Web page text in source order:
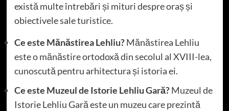
există multe întrebări și mituri despre oraș și
obiectivele sale turistice.
Ce este Mănăstirea Lehliu?Mănăstirea Lehliu
este o mănăstire ortodoxă din secolul al XVIII-lea,
cunoscută pentru arhitectura și istoria ei.
Ce este Muzeul de Istorie Lehliu Gară?Muzeul de
Istorie Lehliu Gară este un muzeu care prezintă